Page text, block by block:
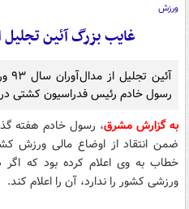
ورزش
غایب بزرگ آئین تجلیل
رسول خادم رئیس فدراسیون کشتی
به گزارش مشرق، رسول خادم هفته
ضمن انتقاد از اوضاع مالی ورزش
ورزشی کشور را ندارد، آن را اعلام کند.